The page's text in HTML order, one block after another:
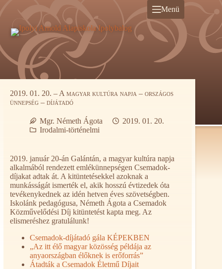
tartalomra
Menü
2019. 01. 20. – A magyar kultúra napja – országos
ünnepség – díjátadó
Mgr. Németh Ágota
2019. 01. 20.
Irodalmi-történelmi
2019. január 20-án Galántán, a magyar kultúra napja
alkalmából rendezett emlékünnepségen Csemadok-
díjakat adtak át. A kitüntetésekkel azoknak a
munkásságát ismerték el, akik hosszú évtizedek óta
tevékenykednek az idén hetven éves szövetségben.
Iskolánk pedagógusa, Németh Ágota a Csemadok
Közművelődési Díj kitüntetést kapta meg. Az
elismeréshez gratulálunk!
Csemadok-díjátadó gála KÉPEKBEN
„Az itt élő magyar közösség példája az
anyaországban élőknek is erőforrás”
Átadták a Csemadok Életmű Díjait